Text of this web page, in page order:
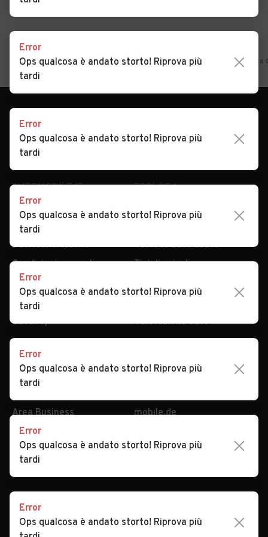
Chi Siamo
Serve aiuto?
Dati identificativi
Privacy
Impostazioni Privacy
Security
Annunci per regione
Tutte le auto usate
Concessionari in Italia
Valutazione auto
AREA BUSINESS
Registrazione
concessionario
Multigestionale Motori
AUTOMOBILE.IT È PARTE
subito.it
Adevinta
SEGUICI
Copyright © 2023 Marktplaats B.V. Tutti i diritti riservati.
Marktplaats B.V. - P.IVA 803.603.307.B.01
Error
Ops qualcosa è andato storto! Riprova più
tardi
Error
Ops qualcosa è andato storto! Riprova più
tardi
Error
Ops qualcosa è andato storto! Riprova più
tardi
Error
Ops qualcosa è andato storto! Riprova più
tardi
Error
Ops qualcosa è andato storto! Riprova più
tardi
Error
Ops qualcosa è andato storto! Riprova più
tardi
Error
Ops qualcosa è andato storto! Riprova più